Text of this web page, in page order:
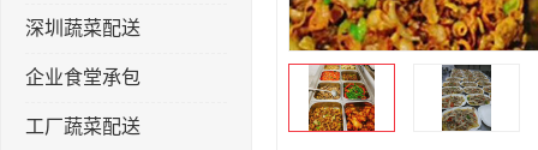
深圳蔬菜配送
企业食堂承包
工厂蔬菜配送